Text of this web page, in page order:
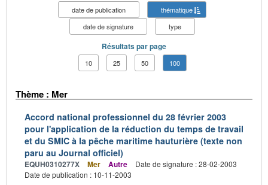
date de publication
thématique
date de signature
type
Résultats par page
10 25 50 100
Thème : Mer
Accord national professionnel du 28 février 2003
pour l'application de la réduction du temps de travail
et du SMIC à la pêche maritime hauturière (texte non
paru au Journal officiel)
EQUH0310277X Mer Autre
Date de signature : 28-02-2003
Date de publication : 10-11-2003